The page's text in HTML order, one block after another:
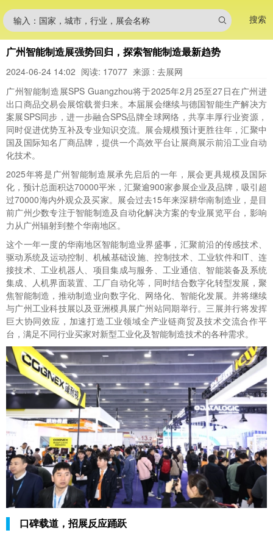
输入：国家，城市，行业，展会名称 搜索
广州智能制造展强势回归，探索智能制造最新趋势
2024-06-24 14:02 阅读: 17077 来源 : 去展网
广州智能制造展SPS Guangzhou将于2025年2月25至27日在广州进
出口商品交易会展馆载誉归来。本届展会继续与德国智能生产解决方
案展SPS同步，进一步融合SPS品牌全球网络，共享丰厚行业资源，
同时促进优势互补及专业知识交流。展会规模预计更胜往年，汇聚中
国及国际知名厂商品牌，提供一个高效平台让展商展示前沿工业自动
化技术。
2025年将是广州智能制造展承先启后的一年，展会更具规模及国际
化，预计总面积达70000平米，汇聚逾900家参展企业及品牌，吸引超
过70000海内外观众及买家。展会过去15年来深耕华南制造业，是目
前广州少数专注于智能制造及自动化解决方案的专业展览平台，影响
力从广州辐射到整个华南地区。
这个一年一度的华南地区智能制造业界盛事，汇聚前沿的传感技术、
驱动系统及运动控制、机械基础设施、控制技术、工业软件和IT、连
接技术、工业机器人、项目集成与服务、工业通信、智能装备及系统
集成、人机界面装置、工厂自动化等，同时结合数字化转型发展，聚
焦智能制造，推动制造业向数字化、网络化、智能化发展。并将继续
与广州工业科技展以及亚洲模具展广州站同期举行。三展并行将发挥
巨大协同效应，加速打造工业领域全产业链商贸及技术交流合作平
台，满足不同行业买家对新型工业化及智能制造技术的各种需求。
口碑载道，招展反应踊跃